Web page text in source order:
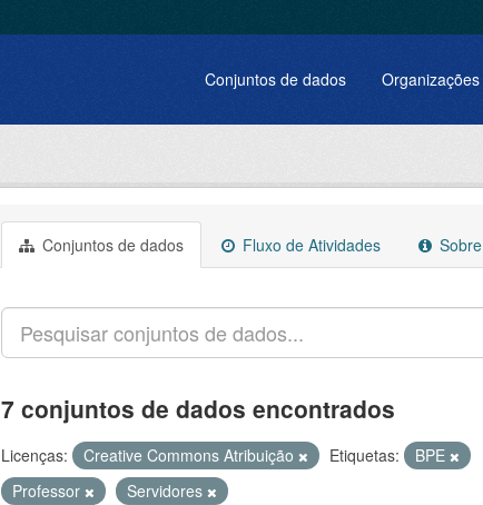
Conjuntos de dados Organizações
Conjuntos de dados Fluxo de Atividades Sobre
7 conjuntos de dados encontrados
Licenças: Creative Commons Atribuição Etiquetas:
BPE
Professor
Servidores